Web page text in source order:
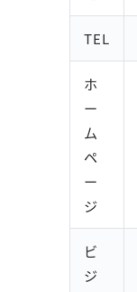
TEL
ホ
ー
ム
ペ
ー
ジ
ビ
ジ